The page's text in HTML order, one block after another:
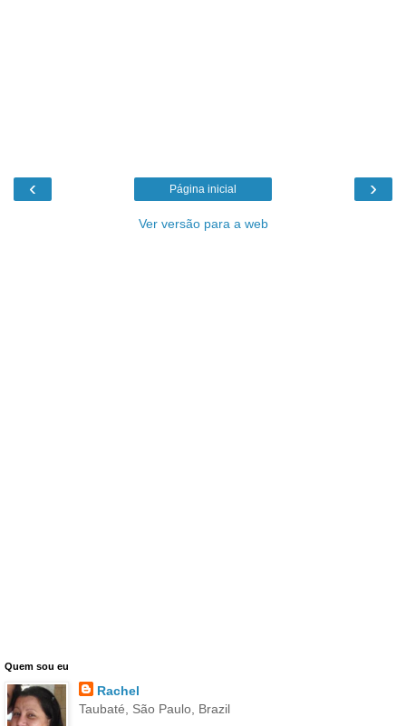
‹ ›
Página inicial
Ver versão para a web
Quem sou eu
Rachel
Taubaté, São Paulo, Brazil